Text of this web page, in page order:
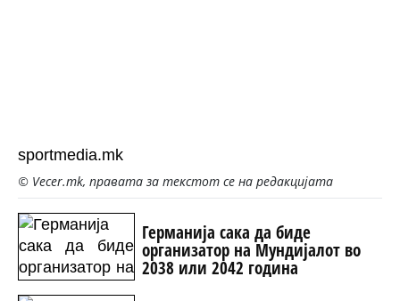
sportmedia.mk
© Vecer.mk, правата за текстот се на редакцијата
Германија сака да биде
организатор на Мундијалот во
2038 или 2042 година